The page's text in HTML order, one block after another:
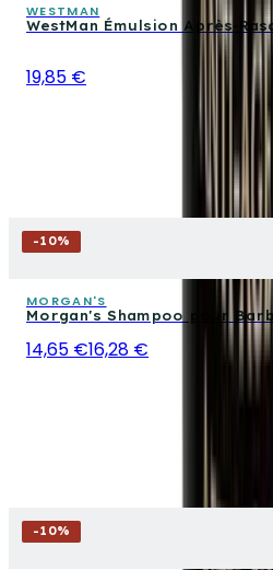
WESTMAN
WestMan Émulsion Après-
19,85 €
-10%
MORGAN'S
Morgan's Shampoo pour
14,65 €16,28 €
-10%